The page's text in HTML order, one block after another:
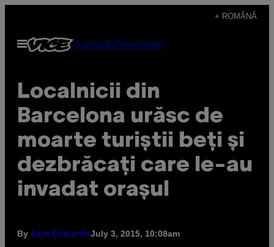
content
+ ROMÂNĂ
Open
Menu
SubscribeNewsletter
Localnicii din
Barcelona urăsc de
moarte turiștii beți și
dezbrăcați care le-au
invadat orașul
By Sam EdwardsJuly 3, 2015, 10:08am